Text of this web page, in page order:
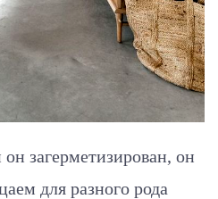
загерметизирован, он
для разного рода